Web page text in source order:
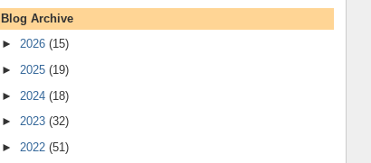
Blog Archive
► 2026 (15)
► 2025 (19)
► 2024 (18)
► 2023 (32)
► 2022 (51)